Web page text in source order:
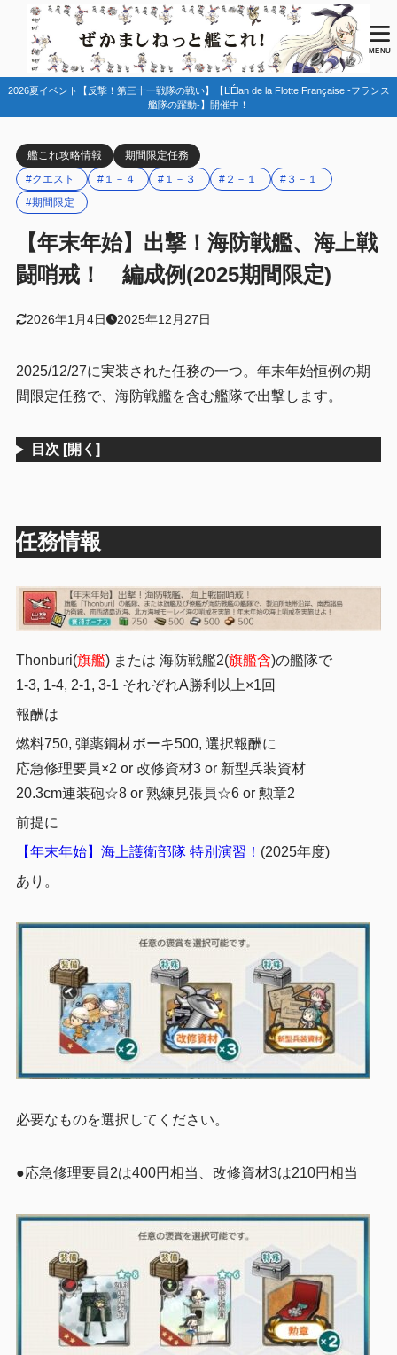
MENU
2026夏イベント【反撃！第三十一戦隊の戦い】【L’Élan de la Flotte Française -フランス
艦隊の躍動-】開催中！
艦これ攻略情報
期間限定任務
#クエスト
#１－４ #１－３ #２－１
#３－１
#期間限定
【年末年始】出撃！海防戦艦、海上戦
闘哨戒！ 編成例(2025期間限定)
2026年1月4日 2025年12月27日
2025/12/27に実装された任務の一つ。年末年始恒例の期
間限定任務で、海防戦艦を含む艦隊で出撃します。
目次 [開く]
任務情報
Thonburi(旗艦) または 海防戦艦2(旗艦含)の艦隊で
1-3, 1-4, 2-1, 3-1 それぞれA勝利以上×1回
報酬は
燃料750, 弾薬鋼材ボーキ500, 選択報酬に
応急修理要員×2 or 改修資材3 or 新型兵装資材
20.3cm連装砲☆8 or 熟練見張員☆6 or 勲章2
前提に
【年末年始】海上護衛部隊 特別演習！ (2025年度)
あり。
必要なものを選択してください。
●応急修理要員2は400円相当、改修資材3は210円相当
目次
1
2.1 １－３
2.2 １－４
2.3 ２－１・３－１
3 まとめ